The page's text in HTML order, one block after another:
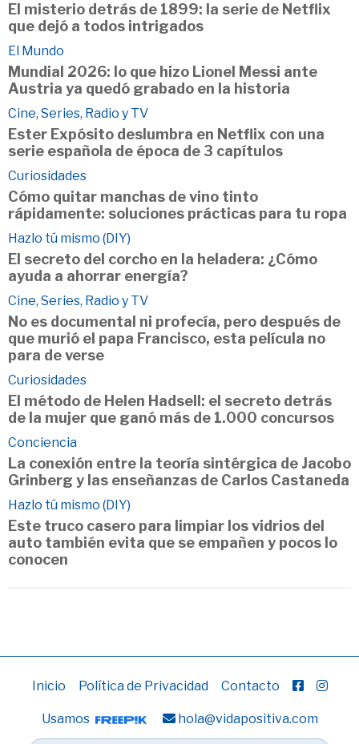
El misterio detrás de 1899: la serie de Netflix
que dejó a todos intrigados
El Mundo
Mundial 2026: lo que hizo Lionel Messi ante
Austria ya quedó grabado en la historia
Cine, Series, Radio y TV
Ester Expósito deslumbra en Netflix con una
serie española de época de 3 capítulos
Curiosidades
Cómo quitar manchas de vino tinto
rápidamente: soluciones prácticas para tu ropa
Hazlo tú mismo (DIY)
El secreto del corcho en la heladera: ¿Cómo
ayuda a ahorrar energía?
Cine, Series, Radio y TV
No es documental ni profecía, pero después de
que murió el papa Francisco, esta película no
para de verse
Curiosidades
El método de Helen Hadsell: el secreto detrás
de la mujer que ganó más de 1.000 concursos
Conciencia
La conexión entre la teoría sintérgica de Jacobo
Grinberg y las enseñanzas de Carlos Castaneda
Hazlo tú mismo (DIY)
Este truco casero para limpiar los vidrios del
auto también evita que se empañen y pocos lo
conocen
Inicio Política de Privacidad Contacto
Usamos hola@vidapositiva.com